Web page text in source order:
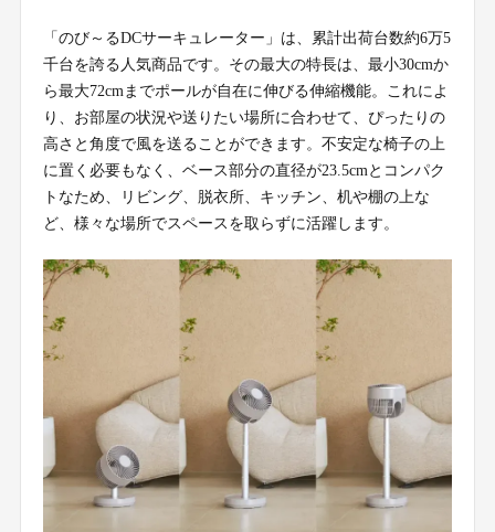
「のび～るDCサーキュレーター」は、累計出荷台数約6万5
千台を誇る人気商品です。その最大の特長は、最小30cmか
ら最大72cmまでポールが自在に伸びる伸縮機能。これによ
り、お部屋の状況や送りたい場所に合わせて、ぴったりの
高さと角度で風を送ることができます。不安定な椅子の上
に置く必要もなく、ベース部分の直径が23.5cmとコンパク
トなため、リビング、脱衣所、キッチン、机や棚の上な
ど、様々な場所でスペースを取らずに活躍します。